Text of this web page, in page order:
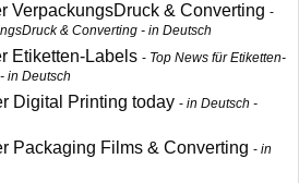
VerpackungsDruck & Converting
& Converting - in Deutsch
Etiketten-Labels
Top News für Etiketten-
in Deutsch
Digital Printing today
in Deutsch -
Packaging Films & Converting
in